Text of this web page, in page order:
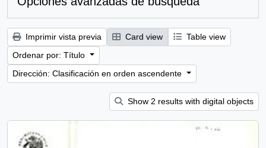
Imprimir vista previa Card view
Table view
Ordenar por: Título
Dirección: Clasificación en orden ascendente
Show 2 results with digital objects